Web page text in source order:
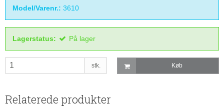
Model/Varenr.: 3610
Lagerstatus: På lager
stk. Køb
Relaterede produkter